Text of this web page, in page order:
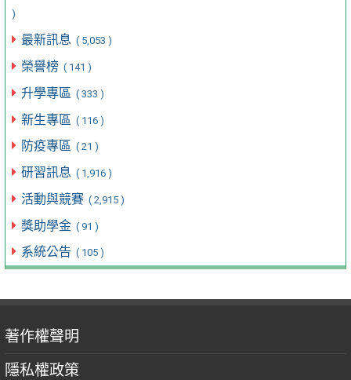
)
最新訊息 ( 5,053 )
榮譽榜 ( 141 )
升學專區 ( 333 )
新生專區 ( 116 )
防疫專區 ( 21 )
研習訊息 ( 1,916 )
活動與競賽 ( 2,915 )
獎助學金 ( 91 )
系統公告 ( 105 )
著作權聲明
隱私權政策